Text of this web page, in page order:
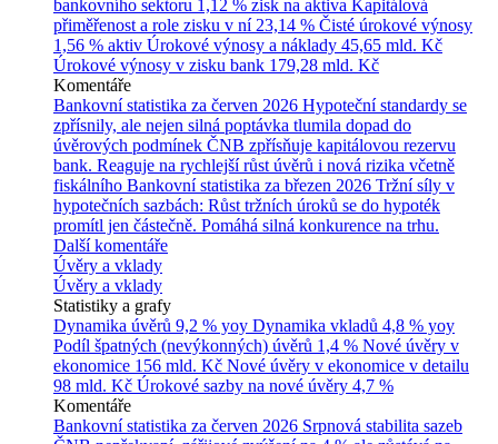
bankovního sektoru 1,12 % zisk na aktiva Kapitálová
přiměřenost a role zisku v ní 23,14 % Čisté úrokové výnosy
1,56 % aktiv Úrokové výnosy a náklady 45,65 mld. Kč
Úrokové výnosy v zisku bank 179,28 mld. Kč
Komentáře
Bankovní statistika za červen 2026 Hypoteční standardy se
zpřísnily, ale nejen silná poptávka tlumila dopad do
úvěrových podmínek ČNB zpřísňuje kapitálovou rezervu
bank. Reaguje na rychlejší růst úvěrů i nová rizika včetně
fiskálního Bankovní statistika za březen 2026 Tržní síly v
hypotečních sazbách: Růst tržních úroků se do hypoték
promítl jen částečně. Pomáhá silná konkurence na trhu.
Další komentáře
Úvěry a vklady
Úvěry a vklady
Statistiky a grafy
Dynamika úvěrů 9,2 % yoy Dynamika vkladů 4,8 % yoy
Podíl špatných (nevýkonných) úvěrů 1,4 % Nové úvěry v
ekonomice 156 mld. Kč Nové úvěry v ekonomice v detailu
98 mld. Kč Úrokové sazby na nové úvěry 4,7 %
Komentáře
Bankovní statistika za červen 2026 Srpnová stabilita sazeb